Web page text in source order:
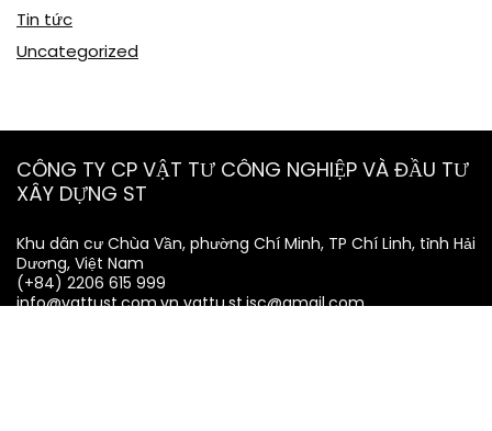
Tin tức
Uncategorized
CÔNG TY CP VẬT TƯ CÔNG NGHIỆP VÀ ĐẦU TƯ
XÂY DỰNG ST
Khu dân cư Chùa Vần, phường Chí Minh, TP Chí Linh, tỉnh Hải
Dương, Việt Nam
(+84) 2206 615 999
info@vattust.com.vn vattu.st.jsc@gmail.com